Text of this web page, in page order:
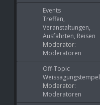
Events
Treffen,
Veranstaltungen,
Ausfahrten, Reisen
Moderator:
Moderatoren
Off-Topic
Weissagungstempel
Moderator:
Moderatoren